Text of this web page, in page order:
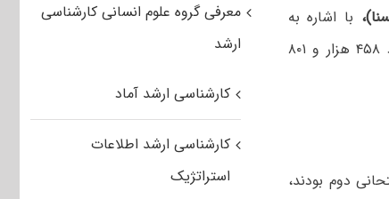
با اشاره به
ثبت‌نام ۸۹۶ هزار و ۱۲۵ داوطلب در آزمون کارشناسی ارشد ۹۲، گفت: از این تعداد ۴۵۸ هزار و ۸۰۱
متقاضی رشته امتحانی دوم بودند،
معرفی گروه علوم انسانی کارشناسی
ارشد
کارشناسی ارشد آماد
کارشناسی ارشد اطلاعات
استراتژیک